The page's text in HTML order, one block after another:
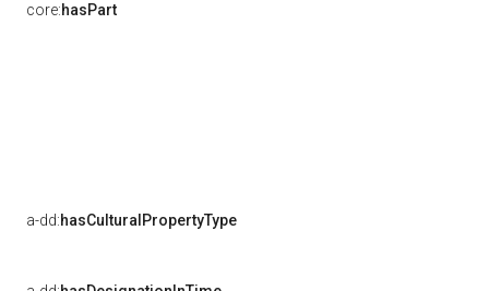
core:hasPart
a-dd:hasCulturalPropertyType